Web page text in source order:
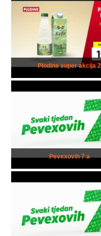
Plodine super akcija 2
Pevexovih 7 a